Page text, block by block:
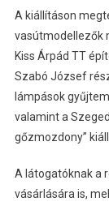
A kiállításon
vasútmodellezők
Kiss Árpád TT
Szabó József
lámpások
valamint a
gőzmozdony”
A látogatóknak a
vásárlására is,